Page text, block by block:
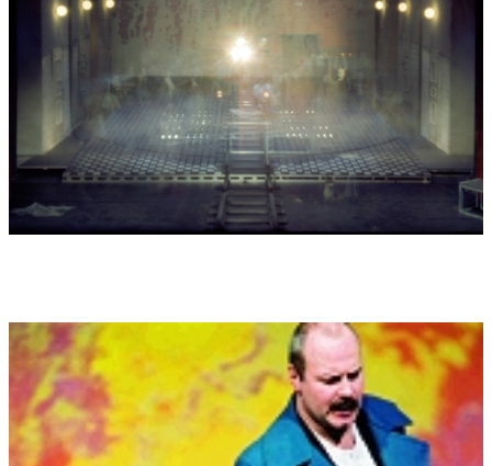
Aus Hochachtung der sprachlichen Intensität der
novellistischen Studie von Gerhart Hauptmann war es bei der
Einrichtung des Librettos vorrangig, sich weitmöglichst an
Hauptmanns Wortwahl zu halten und mit der Einfügung von
eigenen Vokabeln äußerst sparsam zu sein.
Deshalb war es verbindlich, jegliche wörtliche Rede von Gerhart
Hauptmann unbedingt zu übernehmen (durch
Anführungszeichen kenntlich gemacht). Oftmals wurden auch
seine beschreibenden (nichtwörtlicher) Passagen
herangezogen, um möglichst authentische Gesangstexte
entstehen zu lassen. In seltenen Fällen wurde auch
Hauptmanns Lyrik (aus "Ährenlese", "Kleine Reime" oder das
Gedicht "stiller, heil'ger Tag" am Ende der Oper) für
einzufangen.
Die Bemühungen um eine Authentizät des Librettos und eine
Reduktion eigener subjektiv gefärbter Textdichtungen wurden
ausserdem durch die Verwendung "dokumentarischen"
Textmaterials verstärkt (immer durch Anführungszeichen
kenntlich gemacht): Bibelstellen, protestantische Kirchenlieder
(aus dem schlesischen Raum) und Volkslieder sind stets mit
genauen Quellenangaben ausgewiesen.